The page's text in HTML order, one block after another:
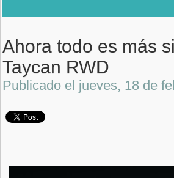
Ahora todo es más
Taycan RWD
Publicado el jueves, 18 de